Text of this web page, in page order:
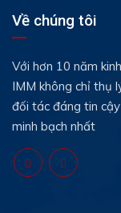
Về chúng tôi
Với hơn 10 năm
IMM không chỉ thụ
đối tác đáng tin
minh bạch nhất